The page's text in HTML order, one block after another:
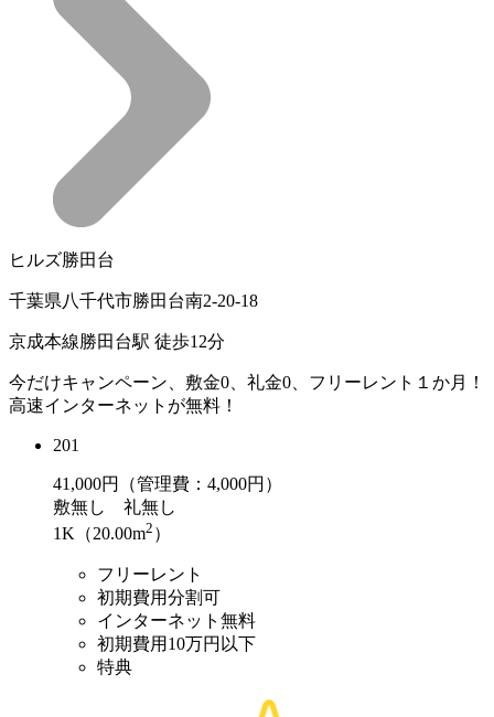
ヒルズ勝田台
千葉県八千代市勝田台南2-20-18
京成本線勝田台駅 徒歩12分
今だけキャンペーン、敷金0、礼金0、フリーレント１か月！
高速インターネットが無料！
201
41,000円（管理費：4,000円）
敷無し 礼無し
1K（20.00m2 ）
フリーレント
初期費用分割可
インターネット無料
初期費用10万円以下
特典